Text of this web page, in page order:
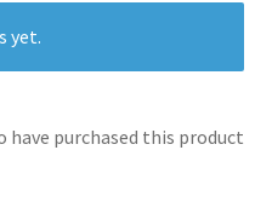
yet.
have purchased this product